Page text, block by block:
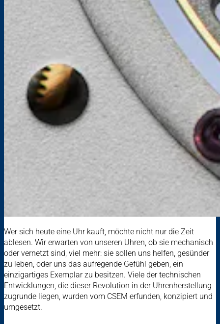
Wer sich heute eine Uhr kauft, möchte nicht nur die Zeit
ablesen. Wir erwarten von unseren Uhren, ob sie mechanisch
oder vernetzt sind, viel mehr: sie sollen uns helfen, gesünder
zu leben, oder uns das aufregende Gefühl geben, ein
einzigartiges Exemplar zu besitzen. Viele der technischen
Entwicklungen, die dieser Revolution in der Uhrenherstellung
zugrunde liegen, wurden vom CSEM erfunden, konzipiert und
umgesetzt.